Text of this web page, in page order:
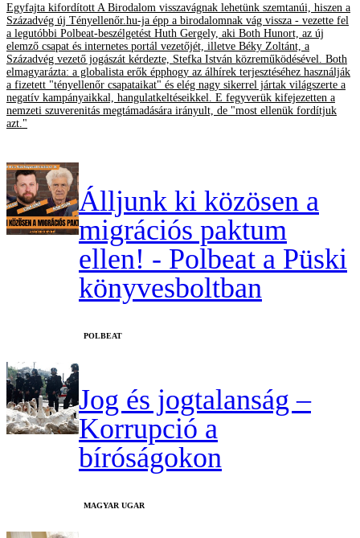
Egyfajta kifordított A Birodalom visszavágnak lehetünk szemtanúi, hiszen a
Századvég új Tényellenőr.hu-ja épp a birodalomnak vág vissza - vezette fel
a legutóbbi Polbeat-beszélgetést Huth Gergely, aki Both Hunort, az új
elemző csapat és internetes portál vezetőjét, illetve Béky Zoltánt, a
Századvég vezető jogászát kérdezte, Stefka István közreműködésével. Both
elmagyarázta: a globalista erők épphogy az álhírek terjesztéséhez használják
a fizetett "tényellenőr csapataikat" és elég nagy sikerrel jártak világszerte a
negatív kampányaikkal, hangulatkeltéseikkel. E fegyverük kifejezetten a
nemzeti szuverenitás megtámadására irányult, de "most ellenük fordítjuk
azt."
Álljunk ki közösen a
migrációs paktum
ellen! - Polbeat a Püski
könyvesboltban
‎POLBEAT
Jog és jogtalanság –
Korrupció a
bíróságokon
MAGYAR UGAR